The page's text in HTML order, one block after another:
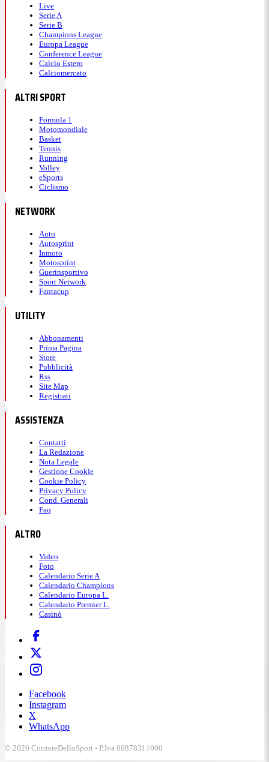
Live
Serie A
Serie B
Champions League
Europa League
Conference League
Calcio Estero
Calciomercato
ALTRI SPORT
Formula 1
Motomondiale
Basket
Tennis
Running
Volley
eSports
Ciclismo
NETWORK
Auto
Autosprint
Inmoto
Motosprint
Guerinsportivo
Sport Network
Fantacup
UTILITY
Abbonamenti
Prima Pagina
Store
Pubblicità
Rss
Site Map
Registrati
ASSISTENZA
Contatti
La Redazione
Nota Legale
Gestione Cookie
Cookie Policy
Privacy Policy
Cond. Generali
Faq
ALTRO
Video
Foto
Calendario Serie A
Calendario Champions
Calendario Europa L.
Calendario Premier L.
Casinò
Facebook
Instagram
X
WhatsApp
© 2026 CorriereDelloSport - P.Iva 00878311000